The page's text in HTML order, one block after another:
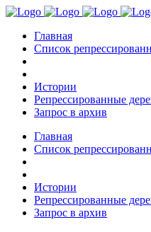
Главная
Список
Истории
Репрессированные
Запрос в архив
Главная
Список
Истории
Репрессированные
Запрос в архив